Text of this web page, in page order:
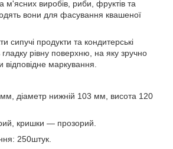
м'ясних виробів, риби, фруктів та
вони для фасування квашеної
сипучі продукти та кондитерські
рівну поверхню, на яку зручно
відповідне маркування.
мм, діаметр нижній 103 мм, висота 120
кришки — прозорий.
250штук.